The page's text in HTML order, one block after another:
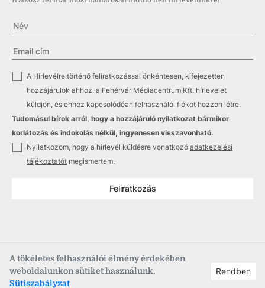
A tökéletes felhasználói élmény érdekében
weboldalunkon sütiket használunk.
Sütiszabályzat
Rendben
✓
A Hírlevélre történő feliratkozással önkéntesen, kifejezetten
hozzájárulok ahhoz, a Fehérvár Médiacentrum Kft. hírlevelet
küldjön, és ehhez kapcsolódóan felhasználói fiókot hozzon létre.
Tudomásul bírok arról, hogy a hozzájáruló nyilatkozat bármikor
korlátozás és indokolás nélkül, ingyenesen visszavonható.
✓ Nyilatkozom, hogy a hírlevél küldésre vonatkozó adatkezelési
tájékoztatót megismertem.
Feliratkozás
Copyright © 2021–2026 Fehérvár Médiacentrum, fmc.hu